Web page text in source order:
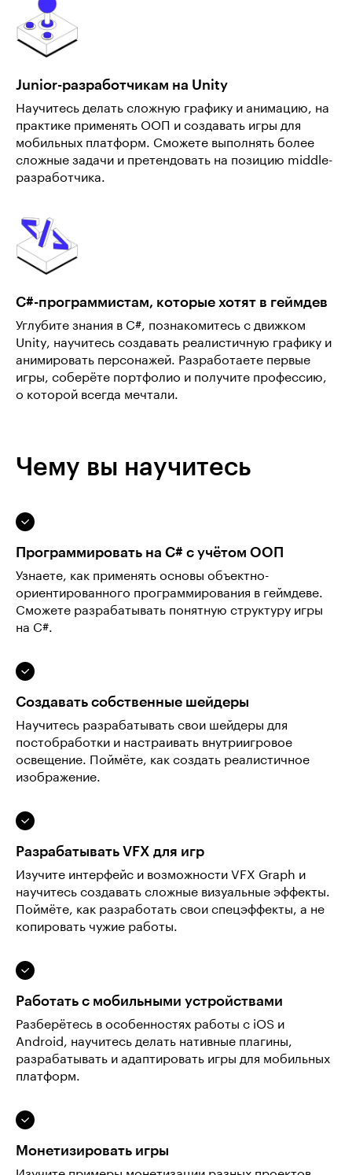
Junior-разработчикам на Unity
Научитесь делать сложную графику и анимацию, на
практике применять ООП и создавать игры для
мобильных платформ. Сможете выполнять более
сложные задачи и претендовать на позицию middle-
разработчика.
C#-программистам, которые хотят в геймдев
Углубите знания в C#, познакомитесь с движком
Unity, научитесь создавать реалистичную графику и
анимировать персонажей. Разработаете первые
игры, соберёте портфолио и получите профессию,
о которой всегда мечтали.
Чему вы научитесь
Программировать на C# с учётом ООП
Узнаете, как применять основы объектно-
ориентированного программирования в геймдеве.
Сможете разрабатывать понятную структуру игры
на C#.
Создавать собственные шейдеры
Научитесь разрабатывать свои шейдеры для
постобработки и настраивать внутриигровое
освещение. Поймёте, как создать реалистичное
изображение.
Разрабатывать VFX для игр
Изучите интерфейс и возможности VFX Graph и
научитесь создавать сложные визуальные эффекты.
Поймёте, как разработать свои спецэффекты, а не
копировать чужие работы.
Работать с мобильными устройствами
Разберётесь в особенностях работы с iOS и
Android, научитесь делать нативные плагины,
разрабатывать и адаптировать игры для мобильных
платформ.
Монетизировать игры